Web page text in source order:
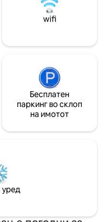
60
wifi
Бесплатен
паркинг во склоп
на имотот